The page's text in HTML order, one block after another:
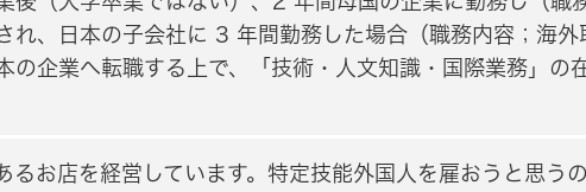
れ、日本の子会社に 3 年間勤務した場合（職務内容；海
の企業へ転職する上で、「技術・人文知識・国際業務」の
るお店を経営しています。特定技能外国人を雇おうと思う